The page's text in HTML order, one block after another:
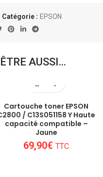
Catégorie : EPSON
AUSSI…
Cartouche toner EPSON
/ C13S051158 Y Haute
capacité compatible –
Jaune
69,90€ TTC